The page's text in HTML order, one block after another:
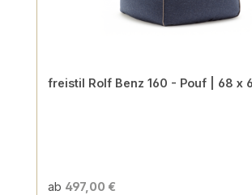
freistil Rolf Benz 160 - Pouf | 68 x
ab 497,00 €